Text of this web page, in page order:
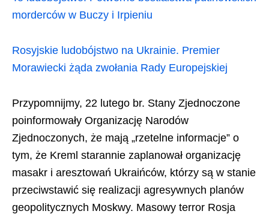
morderców w Buczy i Irpieniu
Rosyjskie ludobójstwo na Ukrainie. Premier
Morawiecki żąda zwołania Rady Europejskiej
Przypomnijmy, 22 lutego br. Stany Zjednoczone
poinformowały Organizację Narodów
Zjednoczonych, że mają „rzetelne informacje” o
tym, że Kreml starannie zaplanował organizację
masakr i aresztowań Ukraińców, którzy są w stanie
przeciwstawić się realizacji agresywnych planów
geopolitycznych Moskwy. Masowy terror Rosja